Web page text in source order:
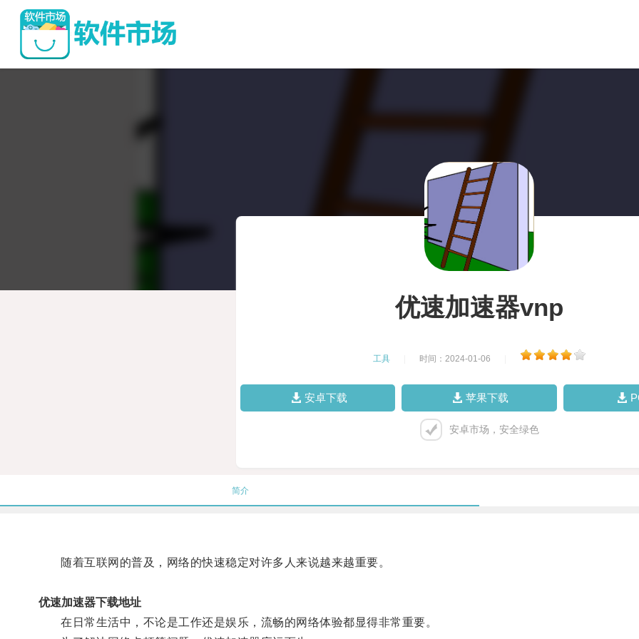
优速加速器vnp
工具 时间：2024-01-06
安卓下载 苹果下载
安卓市场，安全绿色
简介
随着互联网的普及，网络的快速稳定对许多人来说越来越重要。
优速加速器下载地址
在日常生活中，不论是工作还是娱乐，流畅的网络体验都显得非常重要。